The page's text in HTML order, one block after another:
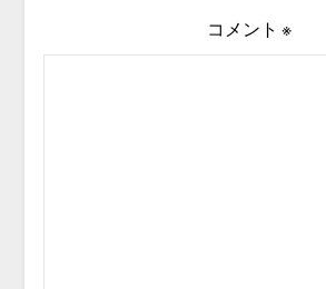
コメント ※